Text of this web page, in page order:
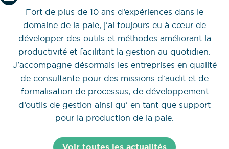
Fort de plus de 10 ans d’expériences dans le
domaine de la paie, j'ai toujours eu à cœur de
développer des outils et méthodes améliorant la
productivité et facilitant la gestion au quotidien.
J'accompagne désormais les entreprises en qualité
de consultante pour des missions d'audit et de
formalisation de processus, de développement
d’outils de gestion ainsi qu' en tant que support
pour la production de la paie.